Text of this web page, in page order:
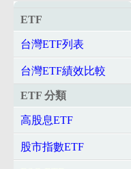
ETF
台灣ETF列表
台灣ETF績效比較
ETF 分類
高股息ETF
股市指數ETF